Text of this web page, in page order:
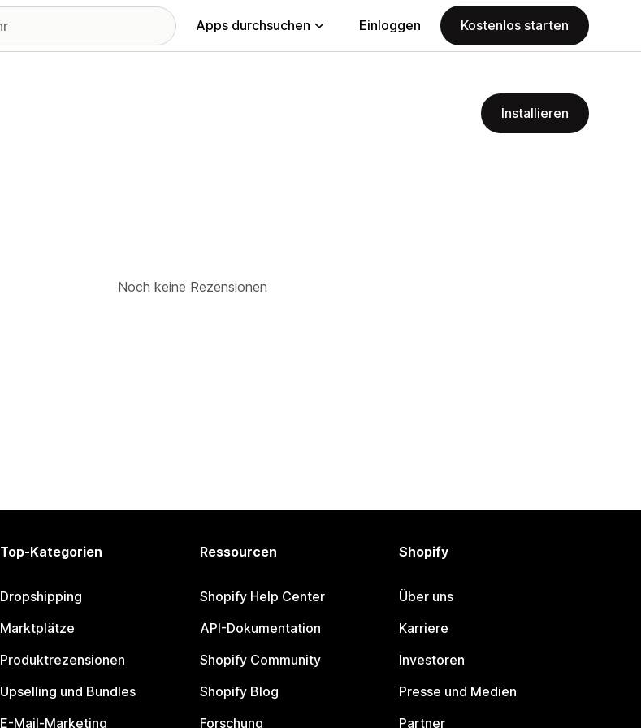
Apps durchsuchen Einloggen Kostenlos starten
Installieren
Noch keine Rezensionen
Top-Kategorien
Dropshipping
Marktplätze
Produktrezensionen
Upselling und Bundles
E-Mail-Marketing
Ressourcen
Shopify Help Center
API-Dokumentation
Shopify Community
Shopify Blog
Forschung
Shopify
Über uns
Karriere
Investoren
Presse und Medien
Partner